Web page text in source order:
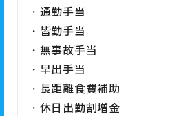
・通勤手当
・皆勤手当
・無事故手当
・早出手当
・長距離食費補助
・休日出勤割増金